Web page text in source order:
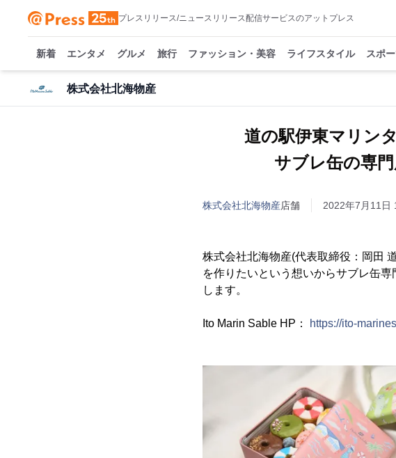
プレスリリース/ニュースリリース配信サービスのアットプレス
新着 エンタメ グルメ 旅行 ファッション・美容 ライフスタイル スポ
株式会社北海物産
道の駅伊東マリン
サブレ缶の専
株式会社北海物産店舗 2022年7月11日
株式会社北海物産(代表取締役：岡田
を作りたいという想いからサブレ缶
します。
Ito Marin Sable HP： https://ito-